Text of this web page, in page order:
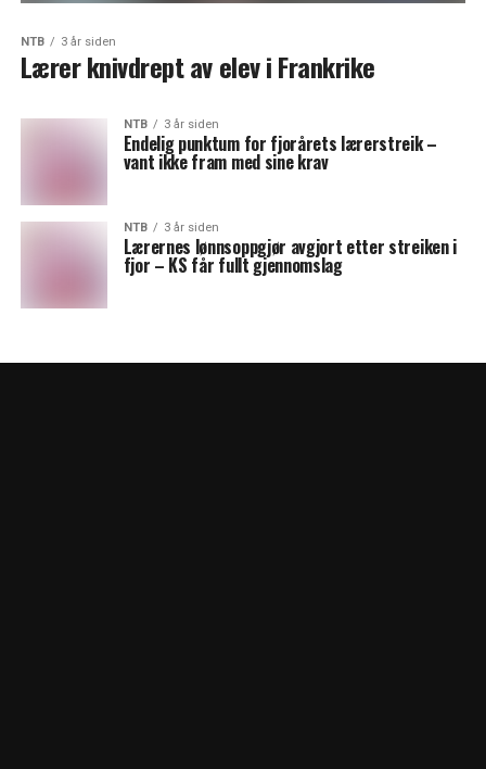
NTB 3 år siden
Lærer knivdrept av elev i Frankrike
NTB 3 år siden
Endelig punktum for fjorårets lærerstreik –
vant ikke fram med sine krav
NTB 3 år siden
Lærernes lønnsoppgjør avgjort etter streiken i
fjor – KS får fullt gjennomslag